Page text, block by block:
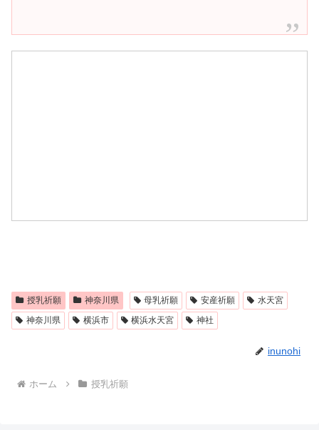
授乳祈願 神奈川県 母乳祈願 安産祈願
水天宮
神奈川県
横浜市 横浜水天宮 神社
inunohi
ホーム 授乳祈願